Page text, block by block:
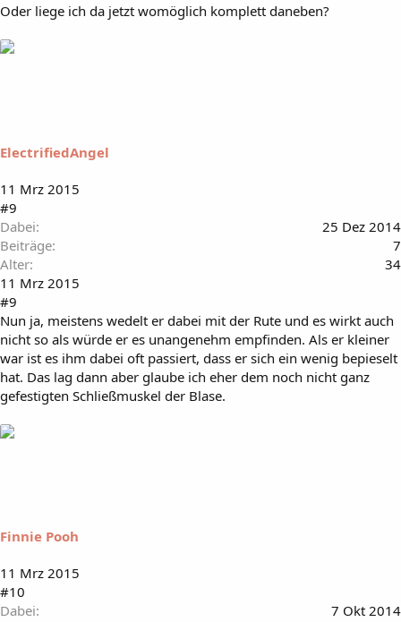
Oder liege ich da jetzt womöglich komplett daneben?
ElectrifiedAngel
11 Mrz 2015
#9
Dabei
25 Dez 2014
Beiträge
7
Alter
34
11 Mrz 2015
#9
Nun ja, meistens wedelt er dabei mit der Rute und es wirkt auch
nicht so als würde er es unangenehm empfinden. Als er kleiner
war ist es ihm dabei oft passiert, dass er sich ein wenig bepieselt
hat. Das lag dann aber glaube ich eher dem noch nicht ganz
gefestigten Schließmuskel der Blase.
Finnie Pooh
11 Mrz 2015
#10
Dabei
7 Okt 2014